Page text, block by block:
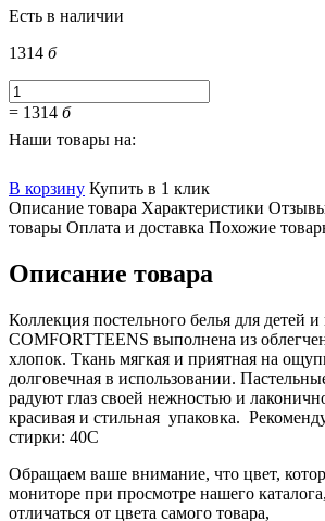
Есть в наличии
1314 б
= 1314 б
Наши товары на:
В корзину Купить в 1 клик
Описание товара Характеристики
товары Оплата и доставка Похожие
Описание товара
Коллекция постельного белья для детей и
COMFORTTEENS выполнена из
хлопок. Ткань мягкая и приятная на
долговечная в использовании.
радуют глаз своей нежностью и
красивая и стильная упаковка.
стирки: 40С
Обращаем ваше внимание, что цвет,
мониторе при просмотре нашего
отличаться от цвета самого товара,